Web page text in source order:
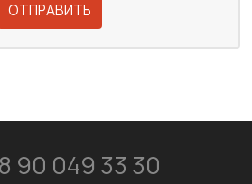
ОТПРАВИТЬ
90 049 33 30